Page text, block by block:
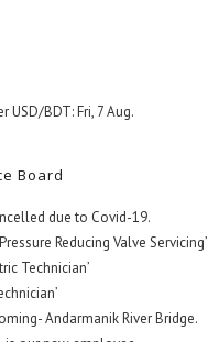
USD/BDT: Fri, 7 Aug.
Board
due to Covid-19.
Reducing Valve Servicing’
Technician’
Andarmanik River Bridge.